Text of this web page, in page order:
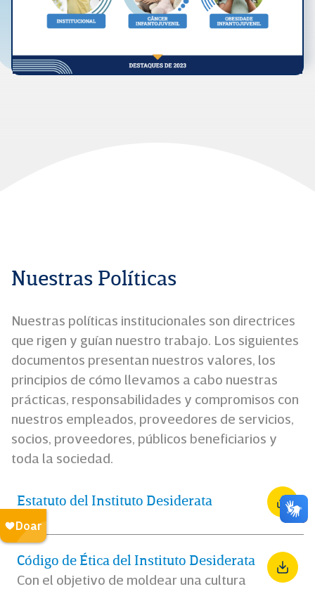
Nuestras Políticas
Nuestras políticas institucionales son directrices
que rigen y guían nuestro trabajo. Los siguientes
documentos presentan nuestros valores, los
principios de cómo llevamos a cabo nuestras
prácticas, responsabilidades y compromisos con
nuestros empleados, proveedores de servicios,
socios, proveedores, públicos beneficiarios y
toda la sociedad.
Estatuto del Instituto Desiderata
Código de Ética del Instituto Desiderata
Con el objetivo de moldear una cultura